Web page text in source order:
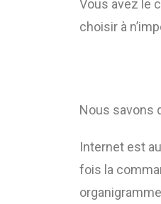
Vous avez le
choisir à
Nous savons
Internet est
fois la